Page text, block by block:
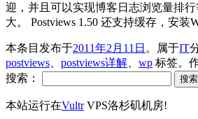
迎，并且可以实现博客日志浏览量排
大。 Postviews 1.50 还支持缓存，安装
本条目发布于2011年2月11日 。属于IT
postviews
postviews详解 wp 标签。
搜索：
本站运行在VultrVPS洛杉矶机房!